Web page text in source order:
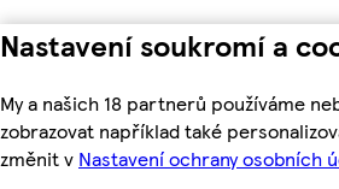
Nastavení soukromí a
My a našich 18 partnerů používáme
zobrazovat například také
změnit v Nastavení ochrany osobních